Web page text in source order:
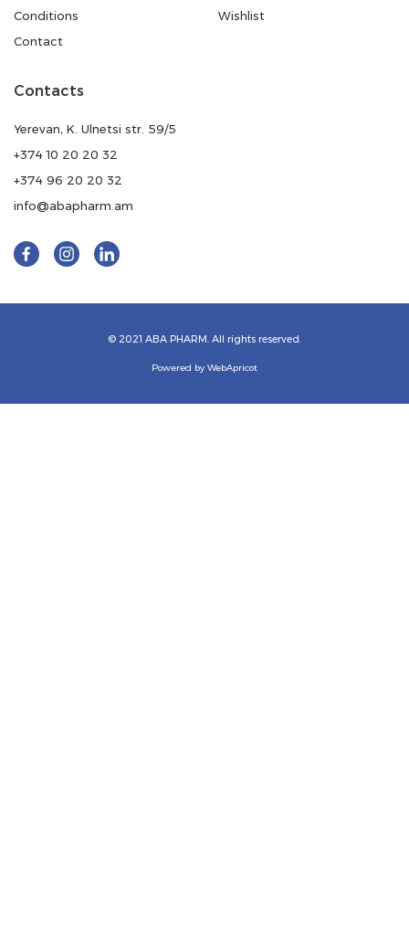
Conditions
Contact
Wishlist
Contacts
Yerevan, K. Ulnetsi str. 59/5
+374 10 20 20 32
+374 96 20 20 32
info@abapharm.am
© 2021 ABA PHARM. All rights reserved.
Powered by WebApricot